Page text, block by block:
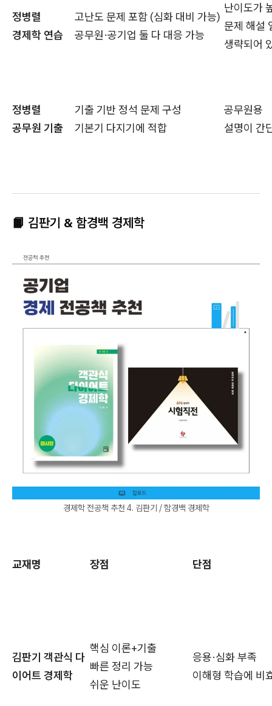
정병렬
경제학 연습
고난도 문제 포함 (심화 대비 가능)
공무원·공기업 둘 다 대응 가능
난이도가
문제 해설
생략되어
정병렬
공무원 기출
기출 기반 정석 문제 구성
기본기 다지기에 적합
공무원용
설명이 간
📙 김판기 & 함경백 경제학
경제학 전공책 추천 4. 김판기 / 함경백 경제학
교재명 장점 단점
김판기 객관식 다
이어트 경제학
핵심 이론+기출
빠른 정리 가능
쉬운 난이도
응용·심화 부족
이해형 학습에 비